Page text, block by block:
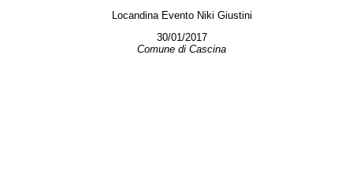
Locandina Evento Niki Giustini
30/01/2017
Comune di Cascina